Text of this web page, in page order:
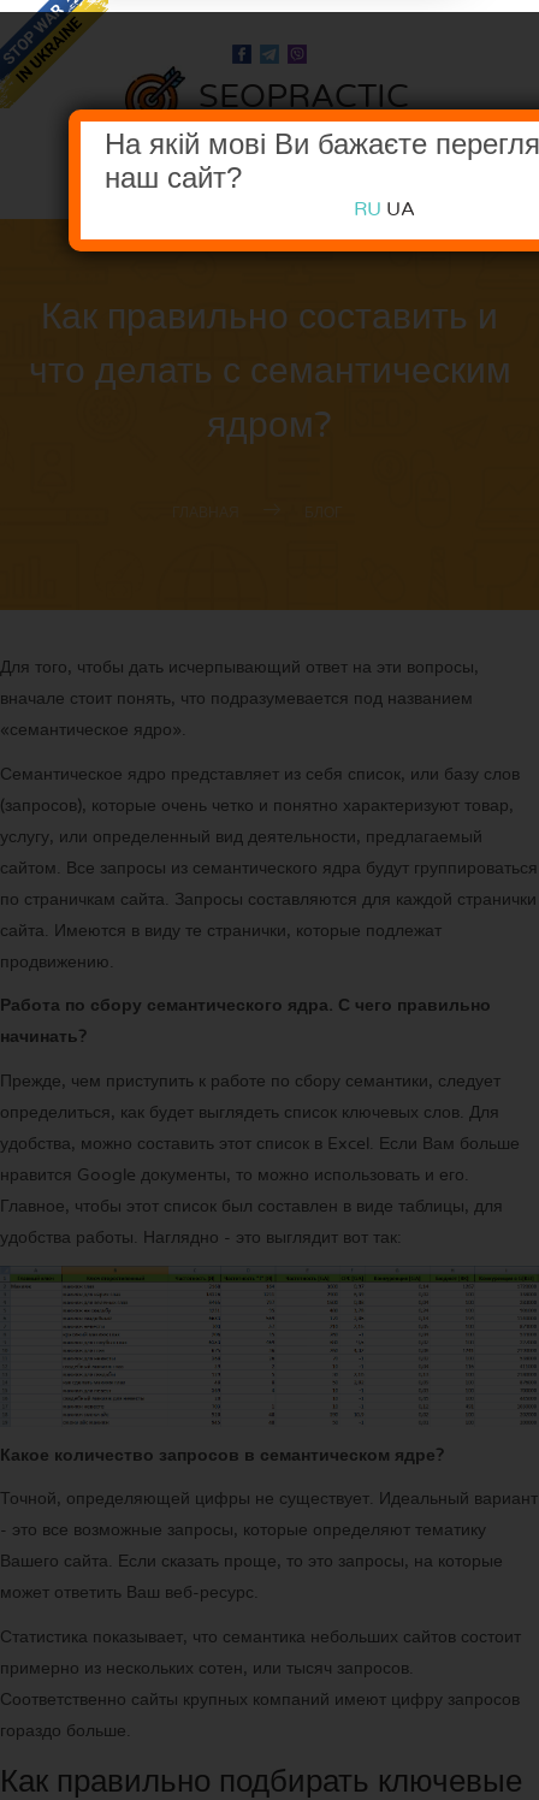
SEOPRACTIC
Как правильно составить и
что делать с семантическим
ядром?
Для того, чтобы дать исчерпывающий ответ на эти вопросы,
вначале стоит понять, что подразумевается под названием
«семантическое ядро».
Семантическое ядро представляет из себя список, или базу слов
(запросов), которые очень четко и понятно характеризуют товар,
услугу, или определенный вид деятельности, предлагаемый
сайтом. Все запросы из семантического ядра будут группироваться
по страничкам сайта. Запросы составляются для каждой странички
сайта. Имеются в виду те странички, которые подлежат
продвижению.
Работа по сбору семантического ядра. С чего правильно
начинать?
Прежде, чем приступить к работе по сбору семантики, следует
определиться, как будет выглядеть список ключевых слов. Для
удобства, можно составить этот список в Excel. Если Вам больше
нравится Google документы, то можно использовать и его.
Главное, чтобы этот список был составлен в виде таблицы, для
удобства работы. Наглядно - это выглядит вот так:
Какое количество запросов в семантическом ядре?
Точной, определяющей цифры не существует. Идеальный вариант
- это все возможные запросы, которые определяют тематику
Вашего сайта. Если сказать проще, то это запросы, на которые
может ответить Ваш веб-ресурс.
Статистика показывает, что семантика небольших сайтов состоит
примерно из нескольких сотен, или тысяч запросов.
Соответственно сайты крупных компаний имеют цифру запросов
гораздо больше.
Как правильно подбирать ключевые
На якій мові Ви бажаєте
наш сайт?
RU UA